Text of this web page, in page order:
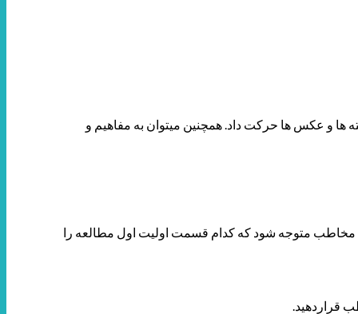
ها و عکس ها حرکت داد. همچنین میتوان به مفاهیم و
مخاطب متوجه شود که کدام قسمت اولیت اول مطالعه را
قراردهید.